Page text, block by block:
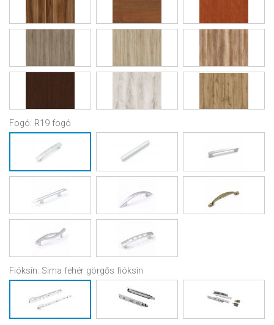
Fogó: R19 fogó
Fióksín: Sima fehér görgős fióksín